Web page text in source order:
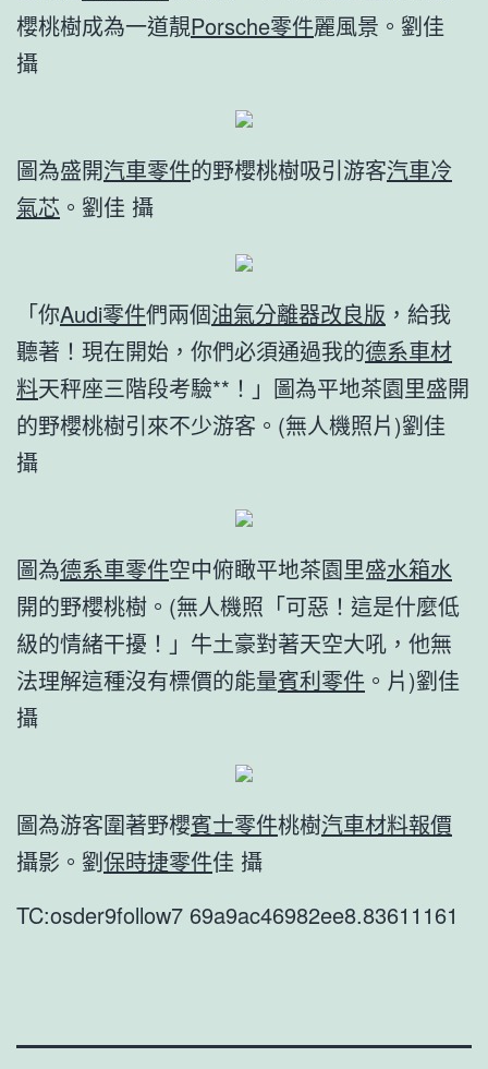
櫻桃樹成為一道靚Porsche零件麗風景。劉佳
攝
圖為盛開汽車零件的野櫻桃樹吸引游客汽車冷
氣芯 。劉佳 攝
「你Audi零件們兩個油氣分離器改良版 ，給我
聽著！現在開始，你們必須通過我的德系車材
料天秤座三階段考驗**！」圖為平地茶園里盛開
的野櫻桃樹引來不少游客。(無人機照片)劉佳
攝
圖為德系車零件空中俯瞰平地茶園里盛水箱水
開的野櫻桃樹。(無人機照「可惡！這是什麼低
級的情緒干擾！」牛土豪對著天空大吼，他無
法理解這種沒有標價的能量賓利零件 。片)劉佳
攝
圖為游客圍著野櫻賓士零件桃樹汽車材料報價
攝影。劉保時捷零件佳 攝
TC:osder9follow7 69a9ac46982ee8.83611161